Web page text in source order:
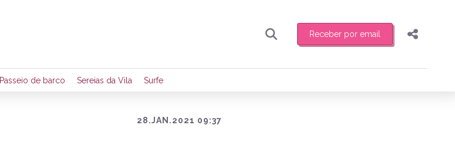
Receber por email
Preencha seus dados para receber toda sexta-feira de manhã o resumo
de eventos e notícias da região.
Compartilhar
Passeio de barco Sereias da Vila Surfe
28.JAN.2021 09:37